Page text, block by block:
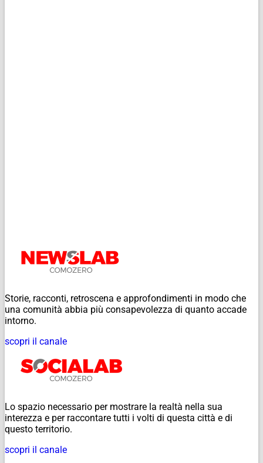
Storie, racconti, retroscena e approfondimenti in modo che
una comunità abbia più consapevolezza di quanto accade
intorno.
scopri il canale
Lo spazio necessario per mostrare la realtà nella sua
interezza e per raccontare tutti i volti di questa città e di
questo territorio.
scopri il canale